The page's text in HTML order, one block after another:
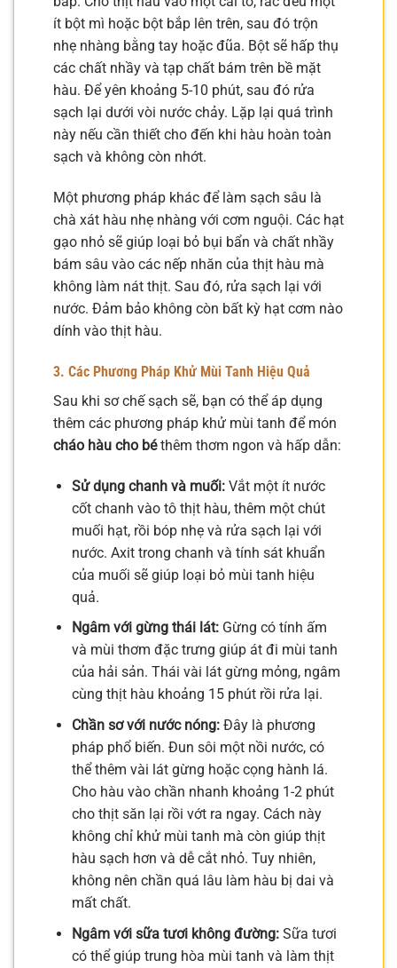
ít bột mì hoặc bột bắp lên trên, sau đó trộn
nhẹ nhàng bằng tay hoặc đũa. Bột sẽ hấp thụ
các chất nhầy và tạp chất bám trên bề mặt
hàu. Để yên khoảng 5-10 phút, sau đó rửa
sạch lại dưới vòi nước chảy. Lặp lại quá trình
này nếu cần thiết cho đến khi hàu hoàn toàn
sạch và không còn nhớt.
Một phương pháp khác để làm sạch sâu là
chà xát hàu nhẹ nhàng với cơm nguội. Các hạt
gạo nhỏ sẽ giúp loại bỏ bụi bẩn và chất nhầy
bám sâu vào các nếp nhăn của thịt hàu mà
không làm nát thịt. Sau đó, rửa sạch lại với
nước. Đảm bảo không còn bất kỳ hạt cơm nào
dính vào thịt hàu.
3. Các Phương Pháp Khử Mùi Tanh Hiệu Quả
Sau khi sơ chế sạch sẽ, bạn có thể áp dụng
thêm các phương pháp khử mùi tanh để món
cháo hàu cho béthêm thơm ngon và hấp dẫn:
Sử dụng chanh và muối:Vắt một ít nước
cốt chanh vào tô thịt hàu, thêm một chút
muối hạt, rồi bóp nhẹ và rửa sạch lại với
nước. Axit trong chanh và tính sát khuẩn
của muối sẽ giúp loại bỏ mùi tanh hiệu
quả.
Ngâm với gừng thái lát:Gừng có tính ấm
và mùi thơm đặc trưng giúp át đi mùi tanh
của hải sản. Thái vài lát gừng mỏng, ngâm
cùng thịt hàu khoảng 15 phút rồi rửa lại.
Chần sơ với nước nóng:Đây là phương
pháp phổ biến. Đun sôi một nồi nước, có
thể thêm vài lát gừng hoặc cọng hành lá.
Cho hàu vào chần nhanh khoảng 1-2 phút
cho thịt săn lại rồi vớt ra ngay. Cách này
không chỉ khử mùi tanh mà còn giúp thịt
hàu sạch hơn và dễ cắt nhỏ. Tuy nhiên,
không nên chần quá lâu làm hàu bị dai và
mất chất.
Ngâm với sữa tươi không đường:Sữa tươi
có thể giúp trung hòa mùi tanh và làm thịt